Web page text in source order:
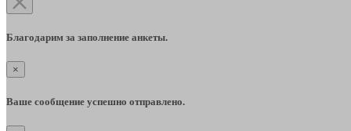
Благодарим за заполнение анкеты.
×
Ваше сообщение успешно отправлено.